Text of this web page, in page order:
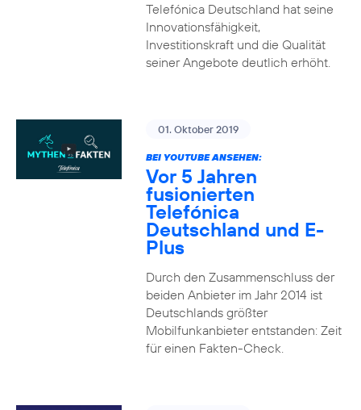
Telefónica Deutschland hat seine
Innovationsfähigkeit,
Investitionskraft und die Qualität
seiner Angebote deutlich erhöht.
01. Oktober 2019
BEI YOUTUBE ANSEHEN:
Vor 5 Jahren
fusionierten
Telefónica
Deutschland und E-
Plus
Durch den Zusammenschluss der
beiden Anbieter im Jahr 2014 ist
Deutschlands größter
Mobilfunkanbieter entstanden: Zeit
für einen Fakten-Check.